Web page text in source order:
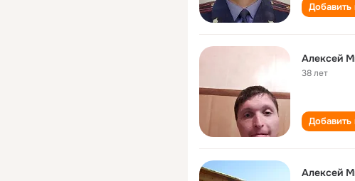
Добавить
Алексей
38 лет
Добавить
Алексей